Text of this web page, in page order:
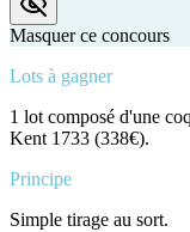
Masquer ce concours
Lots à gagner
1 lot composé d'une
Kent 1733 (338€).
Principe
Simple tirage au sort.